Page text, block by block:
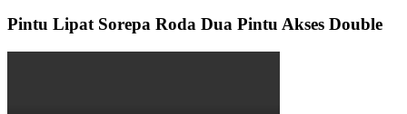
Pintu Lipat Sorepa Roda Dua Pintu Akses Double